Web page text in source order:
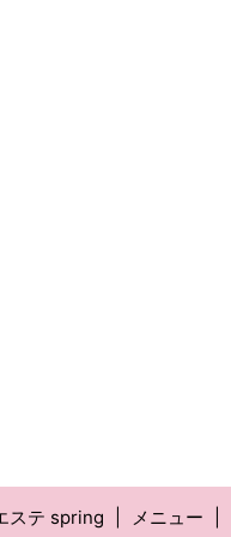
ステ spring メニュー